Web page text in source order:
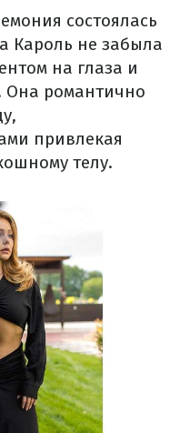
состоялась
Кароль не забыла
на глаза и
Она романтично
привлекая
телу.